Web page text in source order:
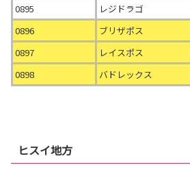
0895
レジドラゴ
0896
ブリザポス
0897
レイスポス
0898
バドレックス
ヒスイ地方